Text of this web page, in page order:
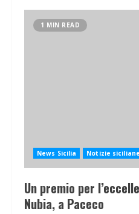
1 MIN READ
News Sicilia Notizie siciliane
Un premio per
Nubia, a Paceco